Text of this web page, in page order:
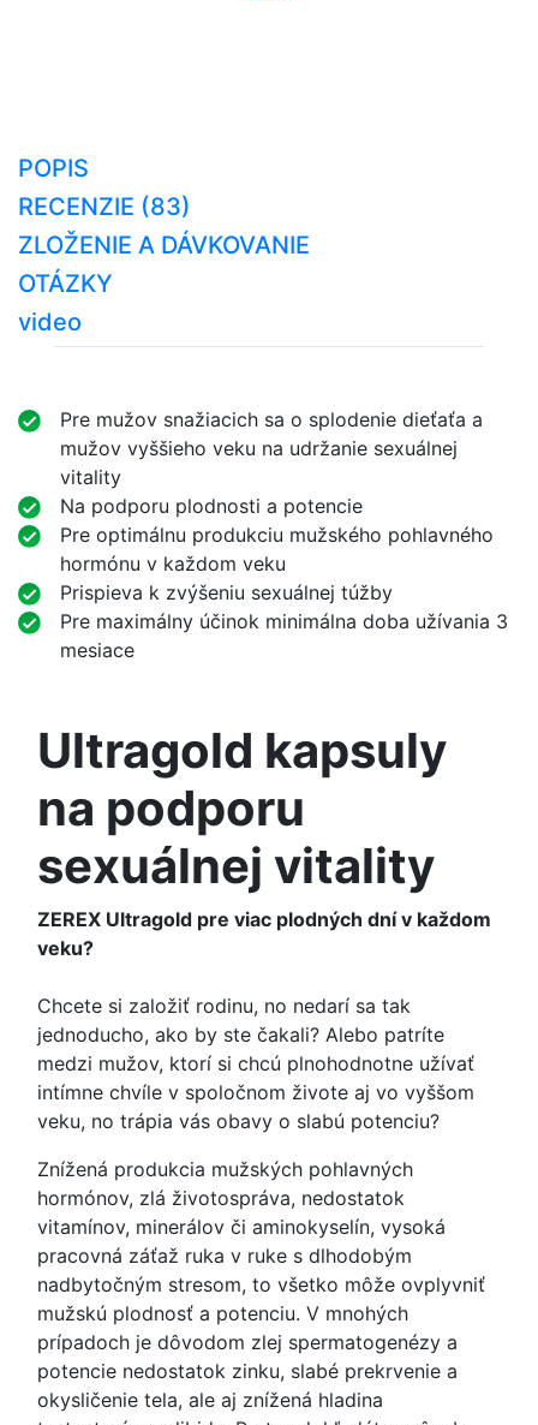
POPIS
RECENZIE (83)
ZLOŽENIE A DÁVKOVANIE
OTÁZKY
video
Pre mužov snažiacich sa o splodenie dieťaťa a
mužov vyššieho veku na udržanie sexuálnej
vitality
Na podporu plodnosti a potencie
Pre optimálnu produkciu mužského pohlavného
hormónu v každom veku
Prispieva k zvýšeniu sexuálnej túžby
Pre maximálny účinok minimálna doba užívania 3
mesiace
Ultragold kapsuly
na podporu
sexuálnej vitality
ZEREX Ultragold pre viac plodných dní v každom
veku?
Chcete si založiť rodinu, no nedarí sa tak
jednoducho, ako by ste čakali? Alebo patríte
medzi mužov, ktorí si chcú plnohodnotne užívať
intímne chvíle v spoločnom živote aj vo vyššom
veku, no trápia vás obavy o slabú potenciu?
Znížená produkcia mužských pohlavných
hormónov, zlá životospráva, nedostatok
vitamínov, minerálov či aminokyselín, vysoká
pracovná záťaž ruka v ruke s dlhodobým
nadbytočným stresom, to všetko môže ovplyvniť
mužskú plodnosť a potenciu. V mnohých
prípadoch je dôvodom zlej spermatogenézy a
potencie nedostatok zinku, slabé prekrvenie a
okysličenie tela, ale aj znížená hladina